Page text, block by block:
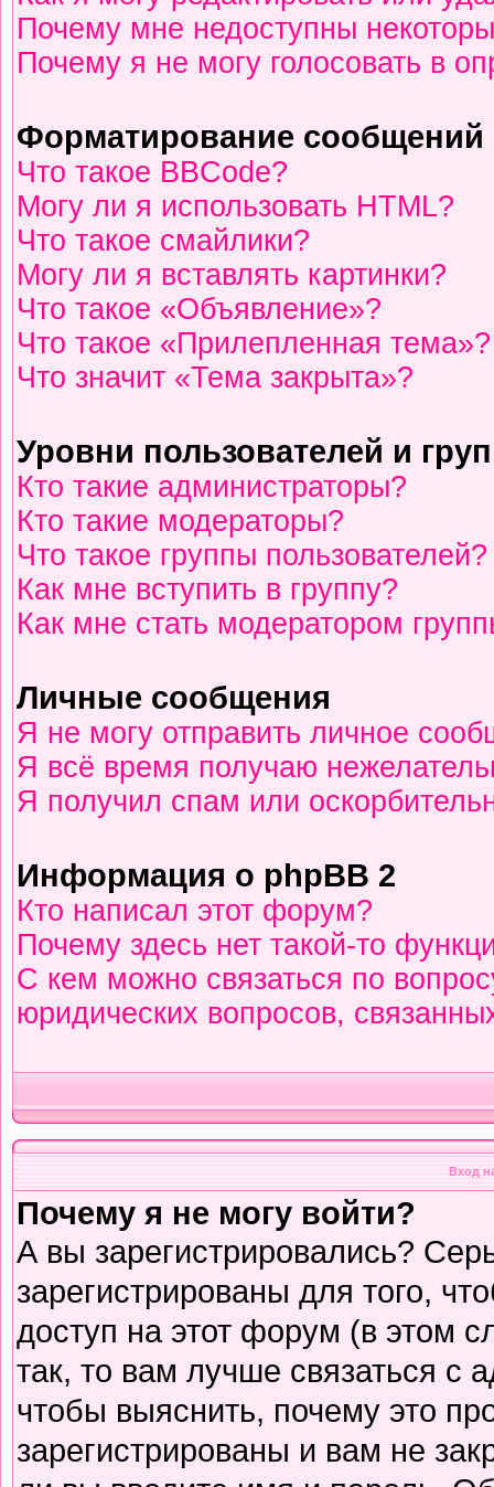
Почему мне недоступны
Почему я не могу голосовать в
Форматирование
Что такое BBCode?
Могу ли я использовать HTML?
Что такое смайлики?
Могу ли я вставлять картинки?
Что такое «Объявление»?
Что такое «Прилепленная тема»?
Что значит «Тема закрыта»?
Уровни пользователей и
Кто такие администраторы?
Кто такие модераторы?
Что такое группы пользователей?
Как мне вступить в группу?
Как мне стать модератором
Личные сообщения
Я не могу отправить личное
Я всё время получаю
Я получил спам или
Информация о phpBB 2
Кто написал этот форум?
Почему здесь нет такой-то
С кем можно связаться по
юридических вопросов,
Вход
Почему я не могу войти?
А вы зарегистрировались?
зарегистрированы для того,
доступ на этот форум (в этом
так, то вам лучше связаться с
чтобы выяснить, почему это
зарегистрированы и вам не